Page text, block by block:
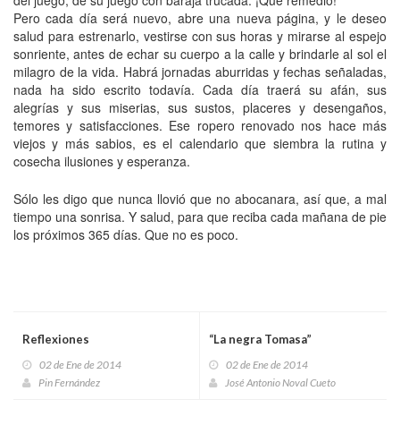
Pero cada día será nuevo, abre una nueva página, y le deseo
salud para estrenarlo, vestirse con sus horas y mirarse al espejo
sonriente, antes de echar su cuerpo a la calle y brindarle al sol el
milagro de la vida. Habrá jornadas aburridas y fechas señaladas,
nada ha sido escrito todavía. Cada día traerá su afán, sus
alegrías y sus miserias, sus sustos, placeres y desengaños,
temores y satisfacciones. Ese ropero renovado nos hace más
viejos y más sabios, es el calendario que siembra la rutina y
cosecha ilusiones y esperanza.
Sólo les digo que nunca llovió que no abocanara, así que, a mal
tiempo una sonrisa. Y salud, para que reciba cada mañana de pie
los próximos 365 días. Que no es poco.
Reflexiones
02 de Ene de 2014
Pin Fernández
“La negra Tomasa”
02 de Ene de 2014
José Antonio Noval Cueto